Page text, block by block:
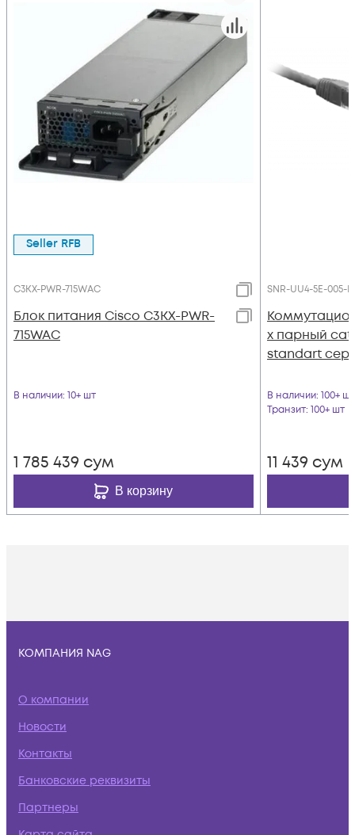
Seller RFB
C3KX-PWR-715WAC
Блок питания Cisco C3KX-PWR-
715WAC
В наличии: 10+ шт
1 785 439 сум
В корзину
SNR-UU4-5E-005-
х парный
standart
В наличии: 100+ шт
Транзит: 100+ шт
11 439 сум
КОМПАНИЯ NAG
О компании
Новости
Контакты
Банковские реквизиты
Партнеры